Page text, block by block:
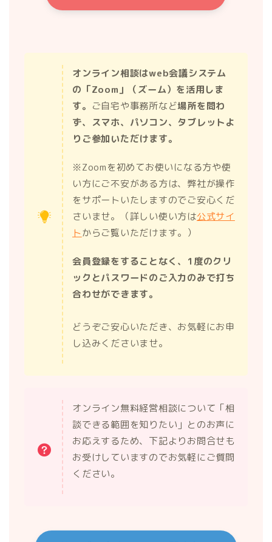
オンライン相談はweb会議システム
の「Zoom」（ズーム）を活用しま
す。 ご自宅や事務所など場所を問わ
ず、スマホ、パソコン、タブレットよ
りご参加いただけます。
※Zoomを初めてお使いになる方や使
い方にご不安がある方は、弊社が操作
をサポートいたしますのでご安心くだ
さいませ。（詳しい使い方は公式サイ
トからご覧いただけます。）
会員登録をすることなく、1度のクリ
ックとパスワードのご入力のみで打ち
合わせができます。
どうぞご安心いただき、お気軽にお申
し込みくださいませ。
オンライン無料経営相談について「相
談できる範囲を知りたい」とのお声に
お応えするため、下記よりお問合せも
お受けしていますのでお気軽にご質問
ください。